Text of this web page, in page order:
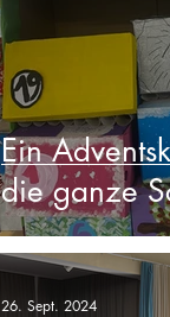
Ein
die ganze
26. Sept. 2024